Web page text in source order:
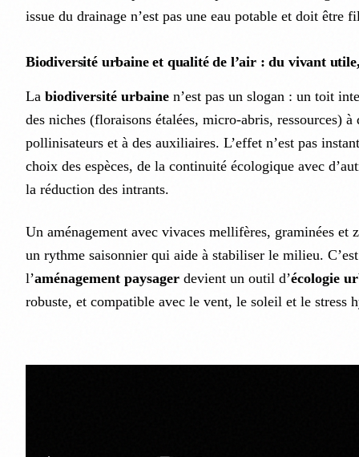
issue du drainage n’est pas une eau potable et doit être
Biodiversité urbaine et qualité de l’air : du vivant
La biodiversité urbaine n’est pas un slogan : un toit
des niches (floraisons étalées, micro-abris, ressources) à
pollinisateurs et à des auxiliaires. L’effet n’est pas
choix des espèces, de la continuité écologique avec
la réduction des intrants.
Un aménagement avec vivaces mellifères, graminées et
un rythme saisonnier qui aide à stabiliser le milieu.
l’aménagement paysager devient un outil d’écologie
robuste, et compatible avec le vent, le soleil et le stress